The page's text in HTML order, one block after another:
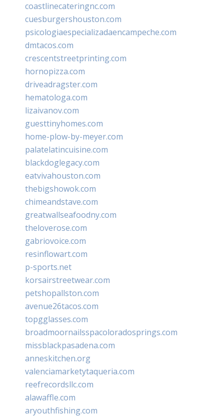
coastlinecateringnc.com
cuesburgershouston.com
psicologiaespecializadaencampeche.com
dmtacos.com
crescentstreetprinting.com
hornopizza.com
driveadragster.com
hematologa.com
lizaivanov.com
guesttinyhomes.com
home-plow-by-meyer.com
palatelatincuisine.com
blackdoglegacy.com
eatvivahouston.com
thebigshowok.com
chimeandstave.com
greatwallseafoodny.com
theloverose.com
gabriovoice.com
resinflowart.com
p-sports.net
korsairstreetwear.com
petshopallston.com
avenue26tacos.com
topgglasses.com
broadmoornailsspacoloradosprings.com
missblackpasadena.com
anneskitchen.org
valenciamarketytaqueria.com
reefrecordsllc.com
alawaffle.com
aryouthfishing.com